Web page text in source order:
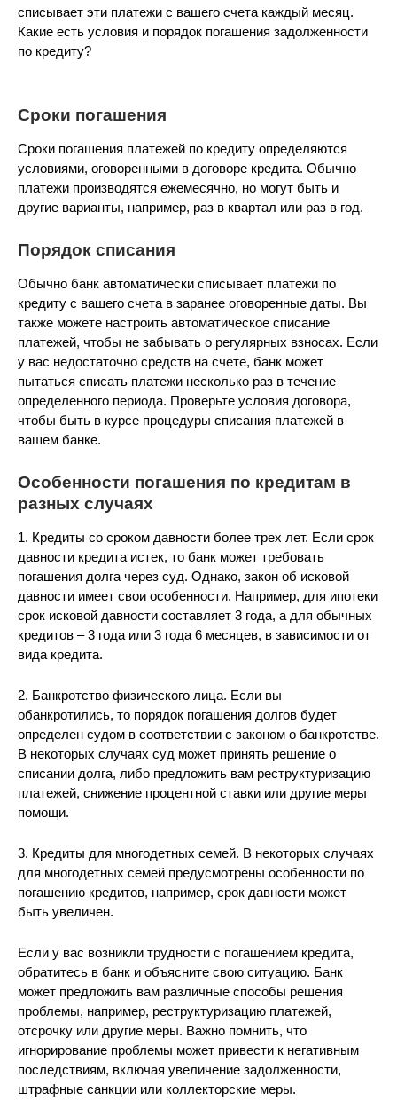
списывает эти платежи с вашего счета каждый месяц.
Какие есть условия и порядок погашения задолженности
по кредиту?
Сроки погашения
Сроки погашения платежей по кредиту определяются
условиями, оговоренными в договоре кредита. Обычно
платежи производятся ежемесячно, но могут быть и
другие варианты, например, раз в квартал или раз в год.
Порядок списания
Обычно банк автоматически списывает платежи по
кредиту с вашего счета в заранее оговоренные даты. Вы
также можете настроить автоматическое списание
платежей, чтобы не забывать о регулярных взносах. Если
у вас недостаточно средств на счете, банк может
пытаться списать платежи несколько раз в течение
определенного периода. Проверьте условия договора,
чтобы быть в курсе процедуры списания платежей в
вашем банке.
Особенности погашения по кредитам в
разных случаях
1. Кредиты со сроком давности более трех лет. Если срок
давности кредита истек, то банк может требовать
погашения долга через суд. Однако, закон об исковой
давности имеет свои особенности. Например, для ипотеки
срок исковой давности составляет 3 года, а для обычных
кредитов – 3 года или 3 года 6 месяцев, в зависимости от
вида кредита.
2. Банкротство физического лица. Если вы
обанкротились, то порядок погашения долгов будет
определен судом в соответствии с законом о банкротстве.
В некоторых случаях суд может принять решение о
списании долга, либо предложить вам реструктуризацию
платежей, снижение процентной ставки или другие меры
помощи.
3. Кредиты для многодетных семей. В некоторых случаях
для многодетных семей предусмотрены особенности по
погашению кредитов, например, срок давности может
быть увеличен.
Если у вас возникли трудности с погашением кредита,
обратитесь в банк и объясните свою ситуацию. Банк
может предложить вам различные способы решения
проблемы, например, реструктуризацию платежей,
отсрочку или другие меры. Важно помнить, что
игнорирование проблемы может привести к негативным
последствиям, включая увеличение задолженности,
штрафные санкции или коллекторские меры.